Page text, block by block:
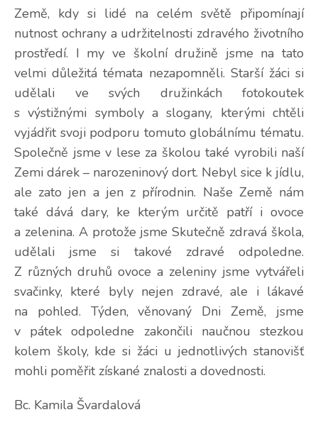
Země, kdy si lidé na celém světě připomínají
nutnost ochrany a udržitelnosti zdravého životního
prostředí. I my ve školní družině jsme na tato
velmi důležitá témata nezapomněli. Starší žáci si
udělali ve svých družinkách fotokoutek
s výstižnými symboly a slogany, kterými chtěli
vyjádřit svoji podporu tomuto globálnímu tématu.
Společně jsme v lese za školou také vyrobili naší
Zemi dárek – narozeninový dort. Nebyl sice k jídlu,
ale zato jen a jen z přírodnin. Naše Země nám
také dává dary, ke kterým určitě patří i ovoce
a zelenina. A protože jsme Skutečně zdravá škola,
udělali jsme si takové zdravé odpoledne.
Z různých druhů ovoce a zeleniny jsme vytvářeli
svačinky, které byly nejen zdravé, ale i lákavé
na pohled. Týden, věnovaný Dni Země, jsme
v pátek odpoledne zakončili naučnou stezkou
kolem školy, kde si žáci u jednotlivých stanovišť
mohli poměřit získané znalosti a dovednosti.
Bc. Kamila Švardalová